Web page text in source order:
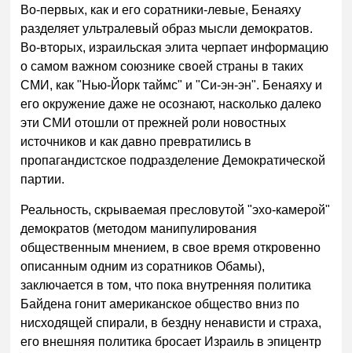
Во-первых, как и его соратники-левые, Бенаяху
разделяет ультралевый образ мысли демократов.
Во-вторых, израильская элита черпает информацию
о самом важном союзнике своей страны в таких
СМИ, как "Нью-Йорк таймс" и "Си-эн-эн". Бенаяху и
его окружение даже не осознают, насколько далеко
эти СМИ отошли от прежней роли новостных
источников и как давно превратились в
пропагандистское подразделение Демократической
партии.
Реальность, скрываемая пресловутой "эхо-камерой"
демократов (методом манипулирования
общественным мнением, в свое время откровенно
описанным одним из соратников Обамы),
заключается в том, что пока внутренняя политика
Байдена гонит американское общество вниз по
нисходящей спирали, в бездну ненависти и страха,
его внешняя политика бросает Израиль в эпицентр